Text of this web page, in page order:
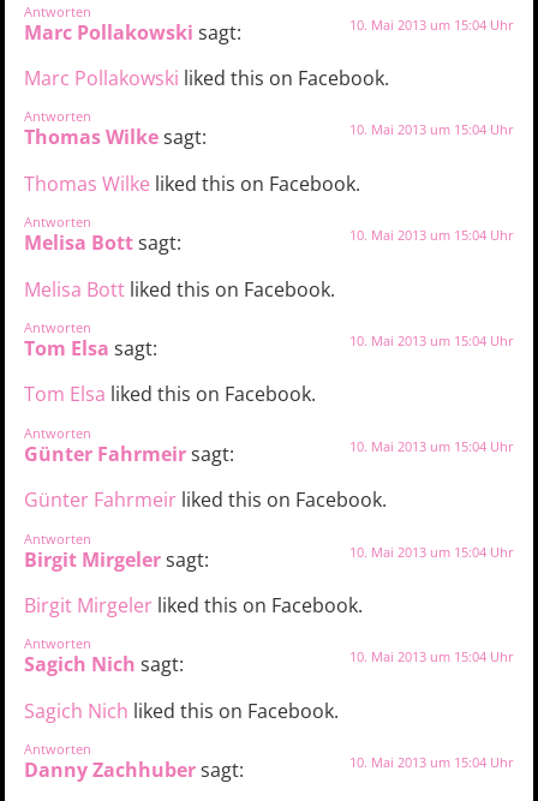
Antworten
Marc Pollakowski sagt: 10. Mai 2013 um 15:04 Uhr
Marc Pollakowski liked this on Facebook.
Antworten
Thomas Wilkesagt: 10. Mai 2013 um 15:04 Uhr
Thomas Wilke liked this on Facebook.
Antworten
Melisa Bottsagt: 10. Mai 2013 um 15:04 Uhr
Melisa Bott liked this on Facebook.
Antworten
Tom Elsa sagt: 10. Mai 2013 um 15:04 Uhr
Tom Elsa liked this on Facebook.
Antworten
Günter Fahrmeirsagt: 10. Mai 2013 um 15:04 Uhr
Günter Fahrmeir liked this on Facebook.
Antworten
Birgit Mirgelersagt: 10. Mai 2013 um 15:04 Uhr
Birgit Mirgeler liked this on Facebook.
Antworten
Sagich Nich sagt: 10. Mai 2013 um 15:04 Uhr
Sagich Nich liked this on Facebook.
Antworten
Danny Zachhubersagt: 10. Mai 2013 um 15:04 Uhr